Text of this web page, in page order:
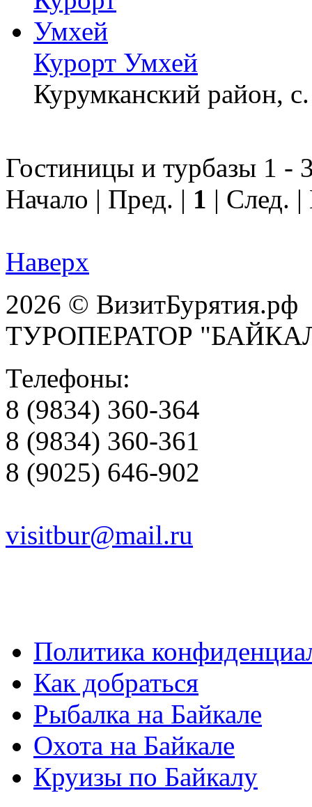
Курорт Умхей
Курумканский район,
Гостиницы и турбазы 1 -
Начало | Пред. | 1 | След.
Наверх
2026 © ВизитБурятия.рф
ТУРОПЕРАТОР
Телефоны:
8 (9834) 360-364
8 (9834) 360-361
8 (9025) 646-902
visitbur@mail.ru
Политика
Как добраться
Рыбалка на Байкале
Охота на Байкале
Круизы по Байкалу